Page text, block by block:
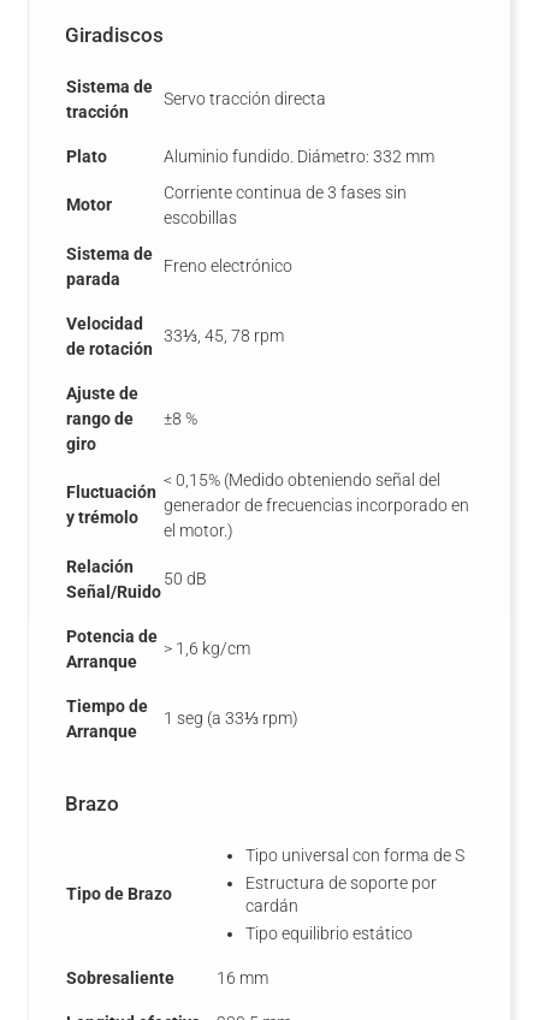
Giradiscos
Sistema de
tracción
Servo tracción directa
Plato Aluminio fundido. Diámetro: 332 mm
Motor
Corriente continua de 3 fases sin
escobillas
Sistema de
parada
Freno electrónico
Velocidad
de rotación
33⅓, 45, 78 rpm
Ajuste de
rango de
giro
±8 %
Fluctuación
y trémolo
< 0,15% (Medido obteniendo señal del
generador de frecuencias incorporado en
el motor.)
Relación
Señal/Ruido
50 dB
Potencia de
Arranque
> 1,6 kg/cm
Tiempo de
Arranque
1 seg (a 33⅓ rpm)
Brazo
Tipo de Brazo
Tipo universal con forma de S
Estructura de soporte por
cardán
Tipo equilibrio estático
Sobresaliente 16 mm